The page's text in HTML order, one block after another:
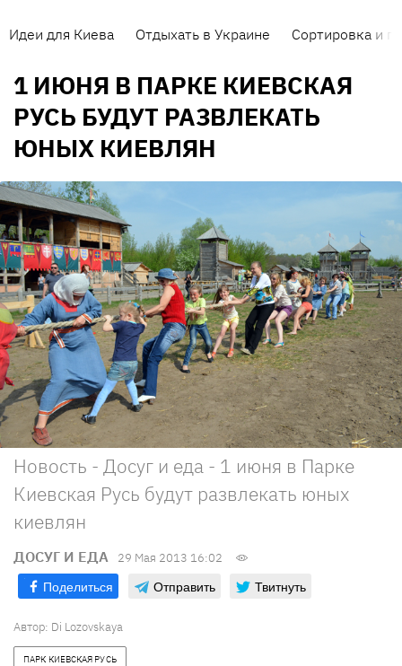
Идеи для Киева Отдыхать в Украине Сортировка и
1 ИЮНЯ В ПАРКЕ КИЕВСКАЯ
РУСЬ БУДУТ РАЗВЛЕКАТЬ
ЮНЫХ КИЕВЛЯН
Новость - Досуг и еда - 1 июня в Парке
Киевская Русь будут развлекать юных
киевлян
ДОСУГ И ЕДА 29 Мая 2013 16:02
Поделиться Отправить Твитнуть
Автор: Di Lozovskaya
ПАРК КИЕВСКАЯ РУСЬ